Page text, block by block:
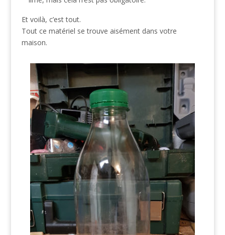
Et voilà, c’est tout.
Tout ce matériel se trouve aisément dans votre
maison.